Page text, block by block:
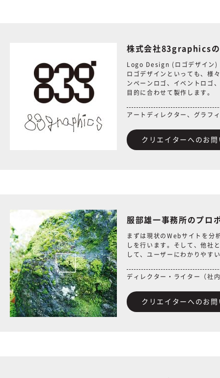
株式会社83graphicsの
Logo Design (ロゴデザイン)
ロゴデザインといっても、様
ンペーンロゴ、イベントロゴ
目的に合わせて製作します。
アートディレクター、グラフ
クリエイターへのお
服部雄一事務所のプロ
まずは現状のWebサイトを分
しを行います。そして、他社
して、ユーザーにわかりやす
ディレクター・ライター（社
クリエイターへのお